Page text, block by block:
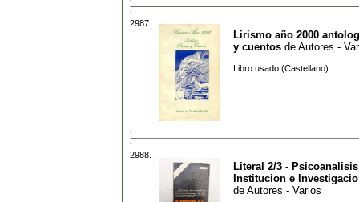
2987.
Lirismo año 2000
y cuentos de Autores -
Libro usado (Castellano)
2988.
Literal 2/3 -
Institucion e
de Autores - Varios